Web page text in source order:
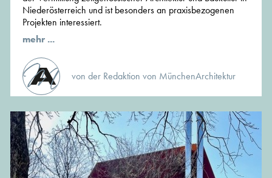
Niederösterreich und ist besonders an praxisbezogenen
Projekten interessiert.
mehr ...
von der Redaktion von MünchenArchitektur